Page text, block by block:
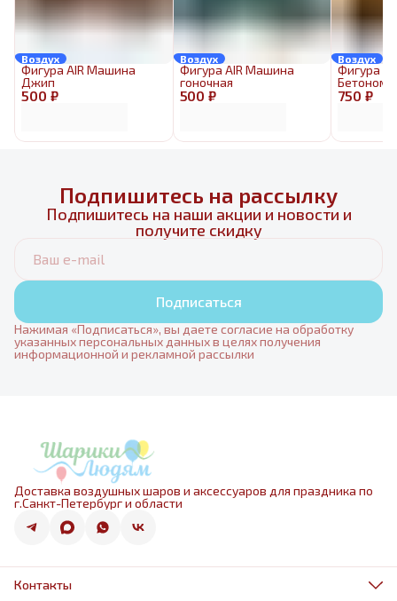
Воздух
500 ₽
Фигура AIR Машина
Джип
Воздух
500 ₽
Фигура AIR Машина
гоночная
Воздух
750 ₽
Фигура
Подпишитесь на рассылку
Подпишитесь на наши акции и новости и
получите скидку
Подписаться
Нажимая «Подписаться», вы даете согласие на обработку
указанных персональных данных в целях получения
информационной и рекламной рассылки
Доставка воздушных шаров и аксессуаров для праздника по
г.Санкт-Петербург и области
Контакты